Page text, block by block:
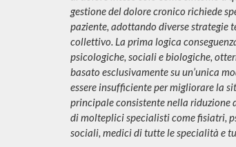
gestione del dolore cronico richiede
paziente, adottando diverse strategie
collettivo. La prima logica
psicologiche, sociali e biologiche,
basato esclusivamente su un’unica
essere insufficiente per migliorare la
principale consistente nella riduzione
di molteplici specialisti come fisiatri,
sociali, medici di tutte le specialità e